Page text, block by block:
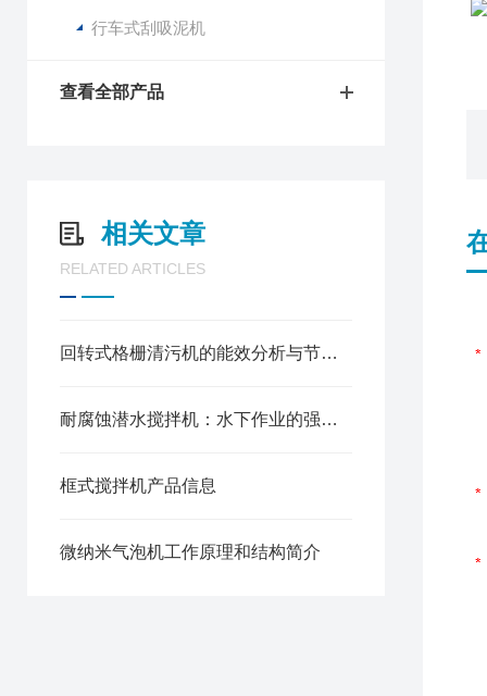
行车式刮吸泥机
查看全部产品
相关文章
RELATED ARTICLES
回转式格栅清污机的能效分析与节能措施说明
耐腐蚀潜水搅拌机：水下作业的强心动力
框式搅拌机产品信息
微纳米气泡机工作原理和结构简介